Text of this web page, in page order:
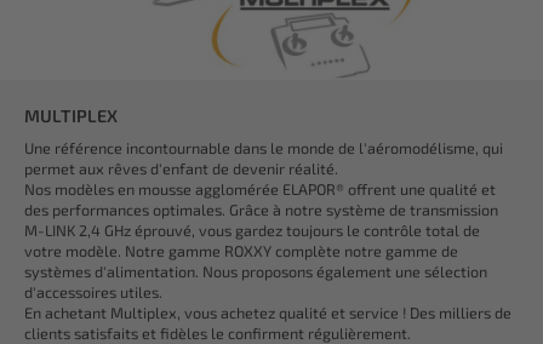
MULTIPLEX
Une référence incontournable dans le monde de l'aéromodélisme, qui
permet aux rêves d'enfant de devenir réalité.
Nos modèles en mousse agglomérée ELAPOR® offrent une qualité et
des performances optimales. Grâce à notre système de transmission
M-LINK 2,4 GHz éprouvé, vous gardez toujours le contrôle total de
votre modèle. Notre gamme ROXXY complète notre gamme de
systèmes d'alimentation. Nous proposons également une sélection
d'accessoires utiles.
En achetant Multiplex, vous achetez qualité et service ! Des milliers de
clients satisfaits et fidèles le confirment régulièrement.